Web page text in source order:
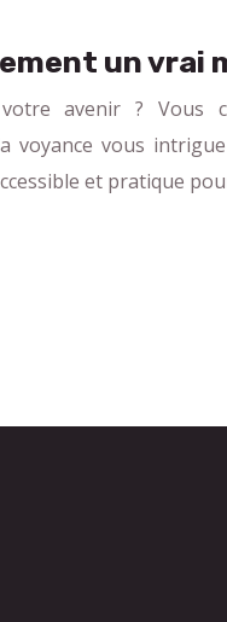
un vrai
avenir ? Vous
voyance vous
et pratique